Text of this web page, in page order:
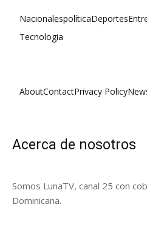
NacionalespolíticaDeportes
Tecnologia
AboutContactPrivacy Policy
Acerca de nosotros
Somos LunaTV, canal 25 con
Dominicana.